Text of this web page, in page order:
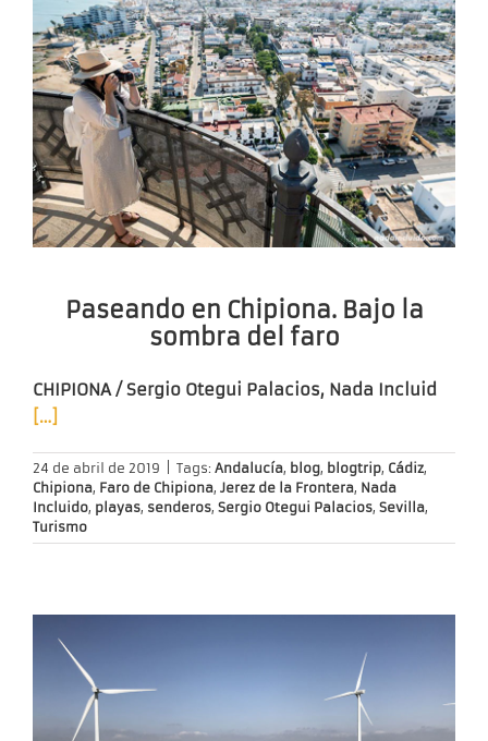
Paseando en Chipiona. Bajo la
sombra del faro
CHIPIONA / Sergio Otegui Palacios, Nada Incluid
[…]
24 de abril de 2019 Tags: Andalucía, blog, blogtrip, Cádiz,
Chipiona, Faro de Chipiona, Jerez de la Frontera, Nada
Incluido, playas, senderos, Sergio Otegui Palacios, Sevilla,
Turismo